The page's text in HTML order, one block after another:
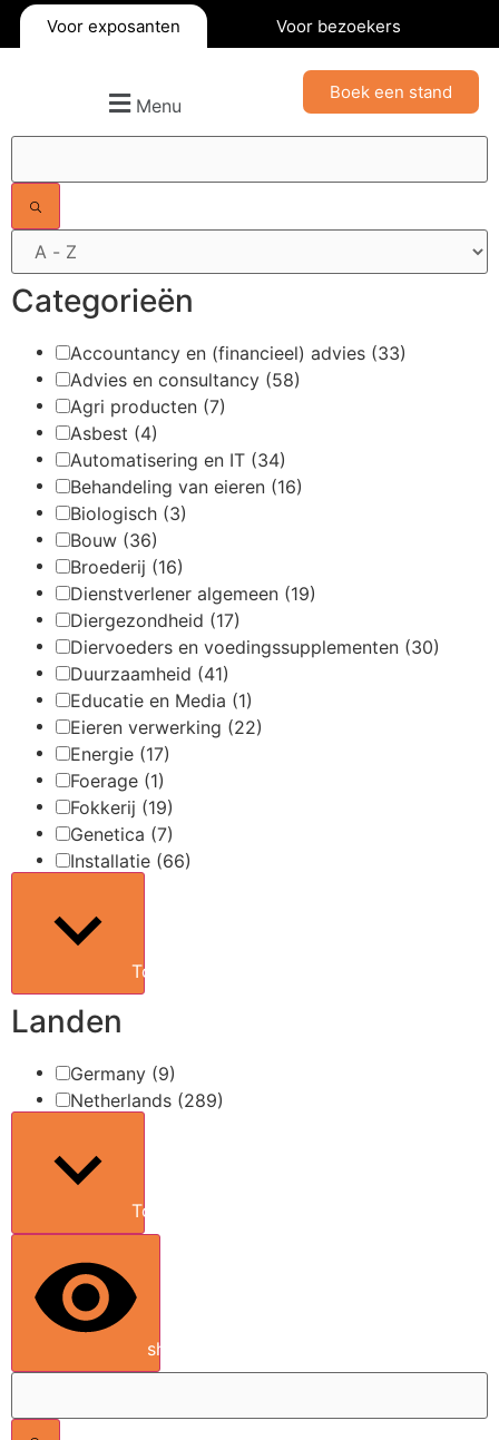
Voor exposanten Voor bezoekers
Menu
Boek een stand
Categorieën
Accountancy en (financieel) advies (33)
Advies en consultancy (58)
Agri producten (7)
Asbest (4)
Automatisering en IT (34)
Behandeling van eieren (16)
Biologisch (3)
Bouw (36)
Broederij (16)
Dienstverlener algemeen (19)
Diergezondheid (17)
Diervoeders en voedingssupplementen (30)
Duurzaamheid (41)
Educatie en Media (1)
Eieren verwerking (22)
Energie (17)
Foerage (1)
Fokkerij (19)
Genetica (7)
Installatie (66)
Toon meer
Landen
Germany (9)
Netherlands (289)
Toon meer
show results